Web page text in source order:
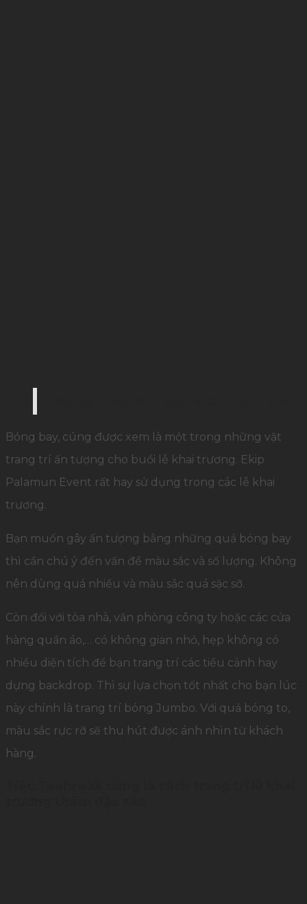
Bóng bay, cúng được xem là một trong những vật
trang trí ấn tượng cho buổi lễ khai trương. Ekip
Palamun Event rất hay sử dụng trong các lễ khai
trương.
Bạn muốn gây ấn tượng bằng những quả bóng bay
thì cần chú ý đến vấn đề màu sắc và số lượng. Không
nên dùng quá nhiều và màu sắc quá sặc sỡ.
Còn đối với tòa nhà, văn phòng công ty hoặc các cửa
hàng quần áo,… có không gian nhỏ, hẹp không có
nhiều diện tích để bạn trang trí các tiểu cảnh hay
dựng backdrop. Thì sự lựa chọn tốt nhất cho bạn lúc
này chính là trang trí bóng Jumbo. Với quả bóng to,
màu sắc rực rỡ sẽ thu hút được ánh nhìn từ khách
hàng.